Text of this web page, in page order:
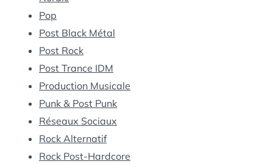
Pop
Post Black Métal
Post Rock
Post Trance IDM
Production Musicale
Punk & Post Punk
Réseaux Sociaux
Rock Alternatif
Rock Post-Hardcore